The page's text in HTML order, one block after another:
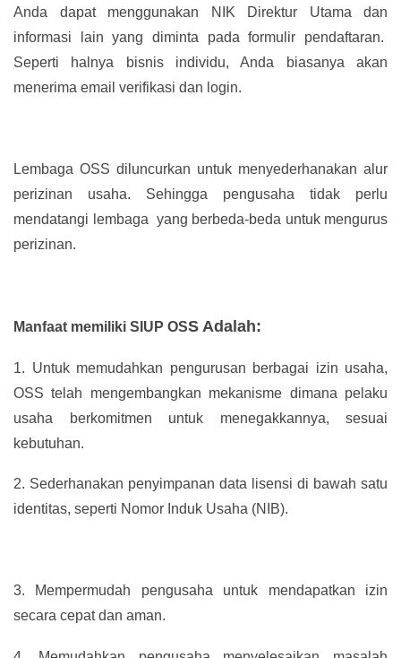
Anda dapat menggunakan NIK Direktur Utama dan
informasi lain yang diminta pada formulir pendaftaran.
Seperti halnya bisnis individu, Anda biasanya akan
menerima email verifikasi dan login.
Lembaga OSS diluncurkan untuk menyederhanakan alur
perizinan usaha. Sehingga pengusaha tidak perlu
mendatangi lembaga yang berbeda-beda untuk mengurus
perizinan.
Manfaat memiliki SIUP OSS Adalah:
1. Untuk memudahkan pengurusan berbagai izin usaha,
OSS telah mengembangkan mekanisme dimana pelaku
usaha berkomitmen untuk menegakkannya, sesuai
kebutuhan.
2. Sederhanakan penyimpanan data lisensi di bawah satu
identitas, seperti Nomor Induk Usaha (NIB).
3.
Mempermudah pengusaha untuk mendapatkan izin
secara cepat dan aman.